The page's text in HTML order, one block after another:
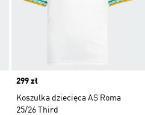
Price
299 zł
Koszulka dziecięca AS Roma
25/26 Third